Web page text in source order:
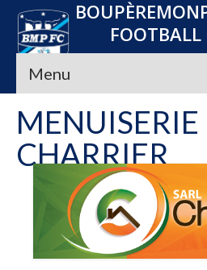
FOOTBALL
Menu
Accueil
Le club
Seniors
Jeunes
Convocations
MENUISERIE
CHARRIER